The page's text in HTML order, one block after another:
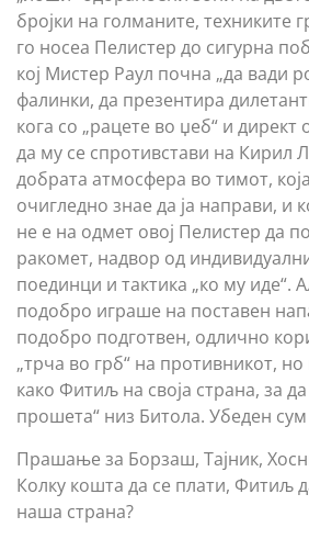
бројки на голманите, техниките
го носеа Пелистер до сигурна
кој Мистер Раул почна „да вади
фалинки, да презентира
кога со „рацете во џеб“ и
да му се спротивстави на Кирил
добрата атмосфера во тимот,
очигледно знае да ја направи, и
не е на одмет овој Пелистер да
ракомет, надвор од
поединци и тактика „ко му иде“.
подобро играше на поставен
подобро подготвен, одлично
„трча во грб“ на противникот,
како Фитиљ на своја страна, за
прошета“ низ Битола. Убеден
Прашање за Борзаш, Тајник,
Колку кошта да се плати, Фитиљ
наша страна?